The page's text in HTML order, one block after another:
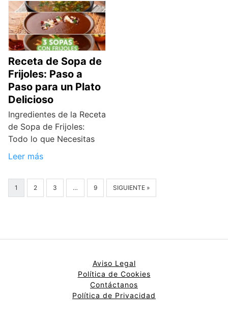
Receta de Sopa de
Frijoles: Paso a
Paso para un Plato
Delicioso
Ingredientes de la Receta
de Sopa de Frijoles:
Todo lo que Necesitas
Leer más
1 2 3 … 9 SIGUIENTE »
Aviso Legal
Política de Cookies
Contáctanos
Política de Privacidad